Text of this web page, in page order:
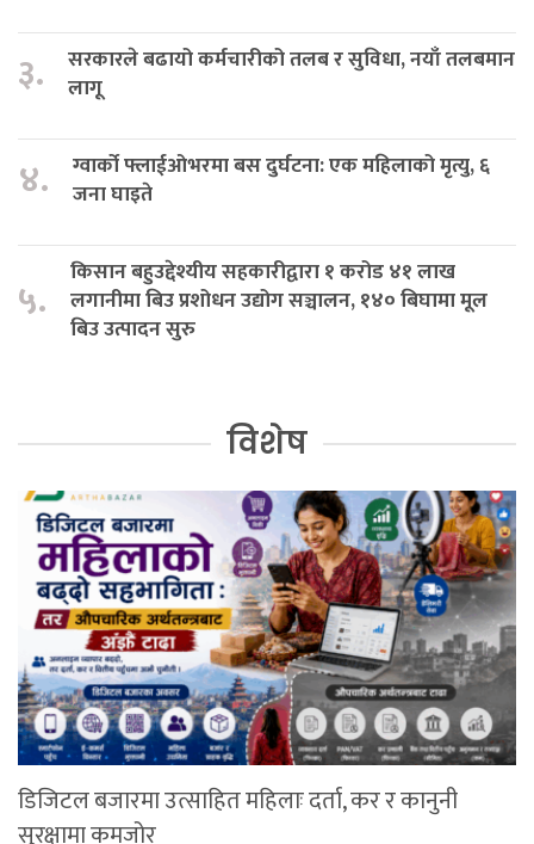
३.
सरकारले बढायो कर्मचारीको तलब र सुविधा, नयाँ तलबमान
लागू
४.
ग्वार्को फ्लाईओभरमा बस दुर्घटना: एक महिलाको मृत्यु, ६
जना घाइते
५.
किसान बहुउद्देश्यीय सहकारीद्वारा १ करोड ४१ लाख
लगानीमा बिउ प्रशोधन उद्योग सञ्चालन, १४० बिघामा मूल
बिउ उत्पादन सुरु
विशेष
डिजिटल बजारमा उत्साहित महिलाः दर्ता, कर र कानुनी
सुरक्षामा कमजोर